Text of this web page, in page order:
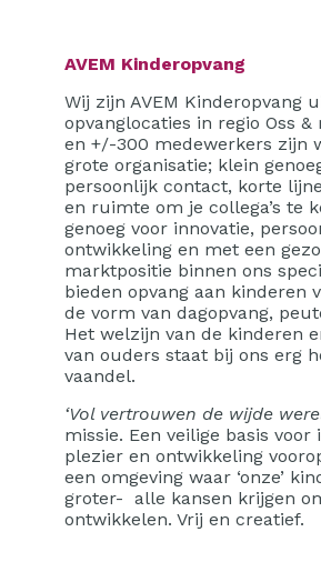
AVEM Kinderopvang
Wij zijn AVEM Kinderopvang
opvanglocaties in regio Oss &
en +/-300 medewerkers zijn
grote organisatie; klein
persoonlijk contact, korte
en ruimte om je collega’s te
genoeg voor innovatie,
ontwikkeling en met een
marktpositie binnen ons
bieden opvang aan kinderen
de vorm van dagopvang,
Het welzijn van de kinderen
van ouders staat bij ons erg
vaandel.
‘Vol vertrouwen de wijde
missie. Een veilige basis
plezier en ontwikkeling
een omgeving waar ‘onze’
groter- alle kansen krijgen
ontwikkelen. Vrij en creatief.